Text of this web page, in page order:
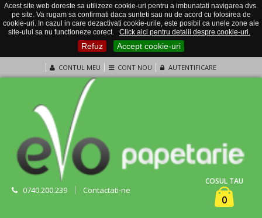
Acest site web doreste sa utilizeze cookie-uri pentru a imbunatati navigarea dvs.
pe site. Va rugam sa confirmati daca sunteti sau nu de acord cu folosirea de
cookie-uri. In cazul in care dezactivati cookie-urile, este posibil ca unele zone ale
site-ului sa nu functioneze corect.
Click aici pentru detalii despre cookie-uri.
Refuz Accept cookie-uri
CONTUL MEU CONT NOU AUTENTIFICARE
0740.200.239 Contactati-ne
COSUL TAU
0